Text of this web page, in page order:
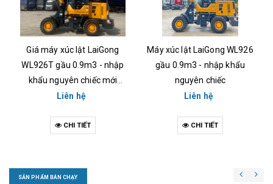
Giá máy xúc lật LaiGong
WL926T gầu 0.9m3 - nhập
khẩu nguyên chiếc mới
2024
Liên hệ
CHI TIẾT
Máy xúc lật LaiGong WL926
gầu 0.9m3 - nhập khẩu
nguyên chiếc
Liên hệ
CHI TIẾT
SẢN PHẨM BÁN CHẠY